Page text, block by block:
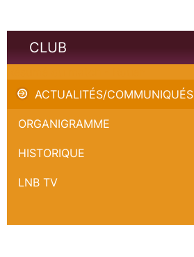
CLUB
ACTUALITÉS/COMMUNIQUÉS
ORGANIGRAMME
HISTORIQUE
LNB TV